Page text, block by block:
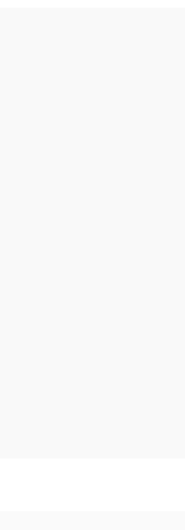
første gang ble utgitt. Det kan
eller annen spesifikasjon, som ligger